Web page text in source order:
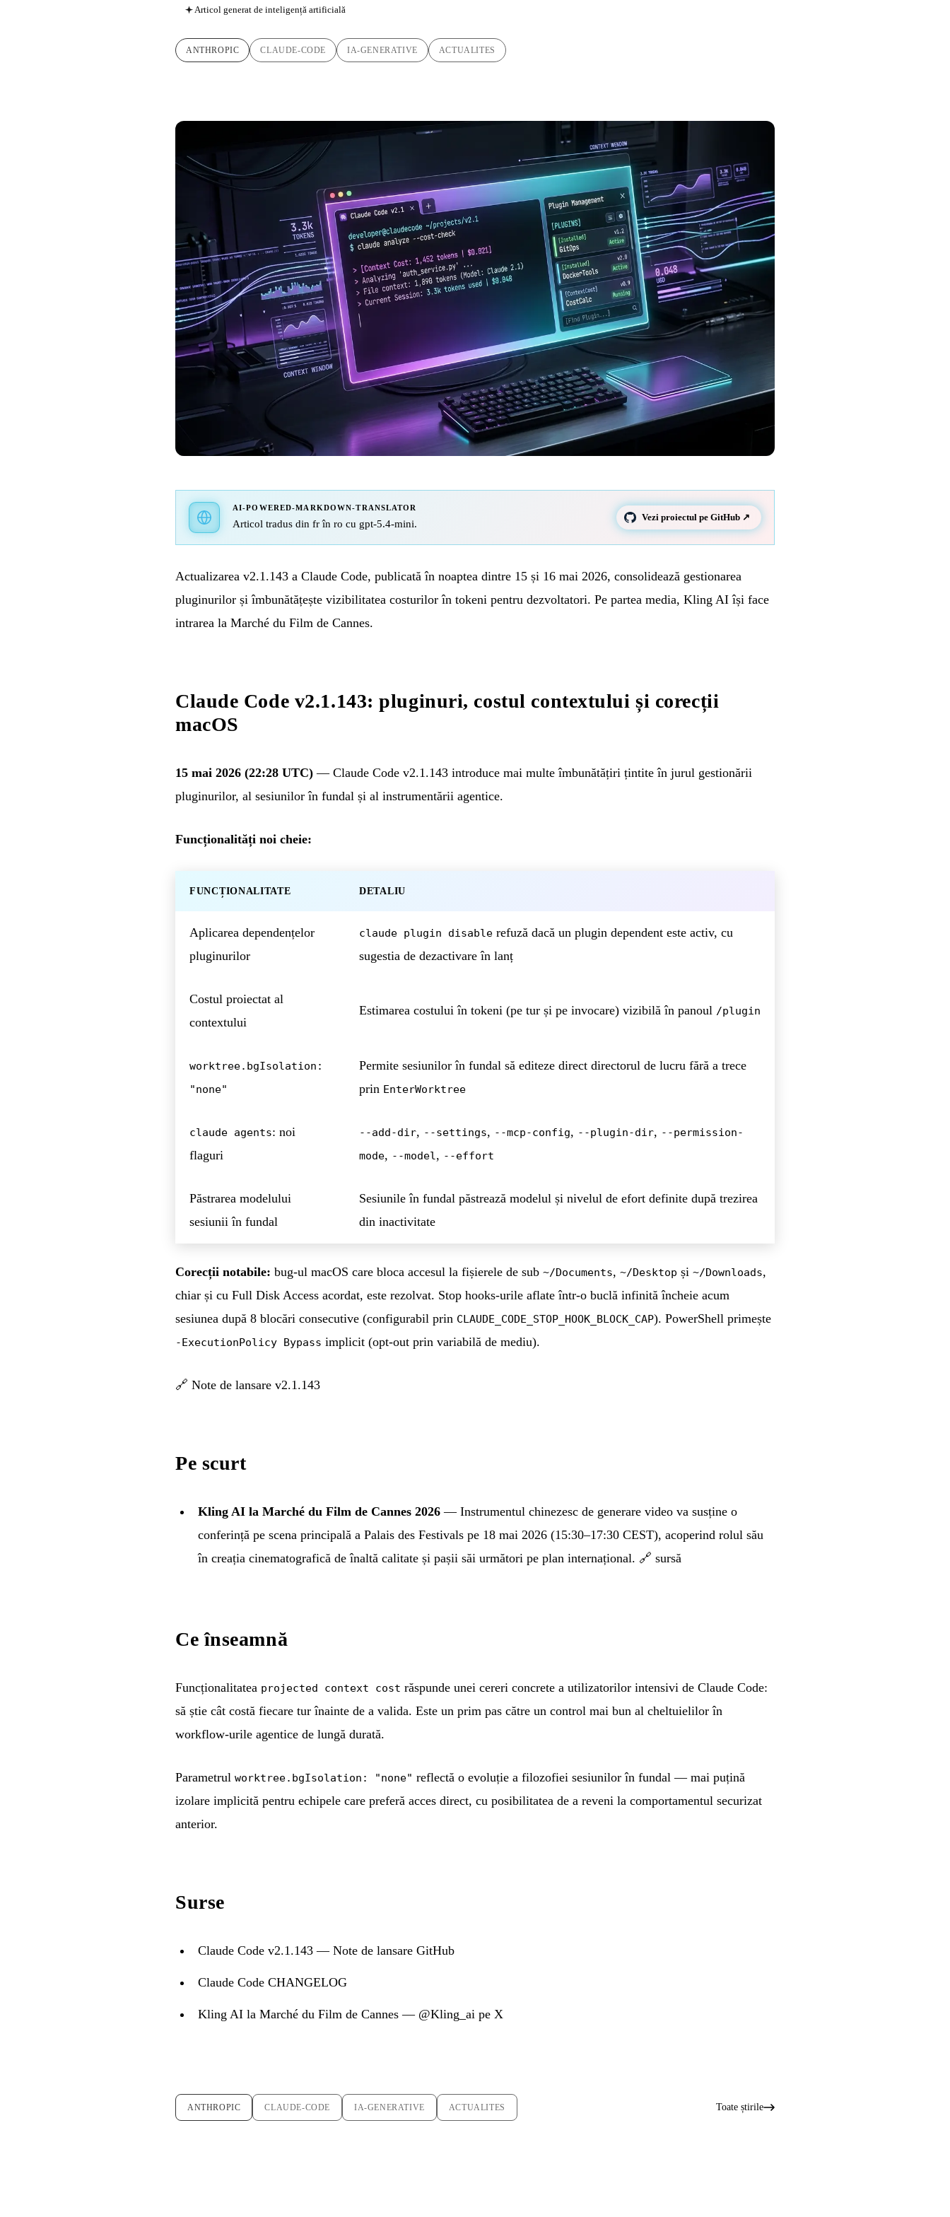
Articol generat de inteligență artificială
ANTHROPIC CLAUDE-CODE IA-GENERATIVE ACTUALITES
AI-POWERED-MARKDOWN-TRANSLATOR
Articol tradus din fr în ro cu gpt-5.4-mini.
Vezi proiectul pe GitHub ↗
Actualizarea v2.1.143 a Claude Code, publicată în noaptea dintre 15 și 16 mai 2026, consolidează gestionarea
pluginurilor și îmbunătățește vizibilitatea costurilor în tokeni pentru dezvoltatori. Pe partea media, Kling AI își face
intrarea la Marché du Film de Cannes.
Claude Code v2.1.143: pluginuri, costul contextului și corecții
macOS
15 mai 2026 (22:28 UTC) — Claude Code v2.1.143 introduce mai multe îmbunătățiri țintite în jurul gestionării
pluginurilor, al sesiunilor în fundal și al instrumentării agentice.
Funcționalități noi cheie:
FUNCȚIONALITATE DETALIU
Aplicarea dependențelor
pluginurilor
claude plugin disable refuză dacă un plugin dependent este activ, cu
sugestia de dezactivare în lanț
Costul proiectat al
contextului
Estimarea costului în tokeni (pe tur și pe invocare) vizibilă în panoul /plugin
worktree.bgIsolation:
"none"
Permite sesiunilor în fundal să editeze direct directorul de lucru fără a trece
prin EnterWorktree
claude agents: noi
flaguri
--add-dir, --settings, --mcp-config, --plugin-dir, --permission-
mode, --model , --effort
Păstrarea modelului
sesiunii în fundal
Sesiunile în fundal păstrează modelul și nivelul de efort definite după trezirea
din inactivitate
Corecții notabile: bug-ul macOS care bloca accesul la fișierele de sub ~/Documents, ~/Desktop și ~/Downloads,
chiar și cu Full Disk Access acordat, este rezolvat. Stop hooks-urile aflate într-o buclă infinită încheie acum
sesiunea după 8 blocări consecutive (configurabil prin CLAUDE_CODE_STOP_HOOK_BLOCK_CAP). PowerShell primește
-ExecutionPolicy Bypass implicit (opt-out prin variabilă de mediu).
🔗 Note de lansare v2.1.143
Pe scurt
Kling AI la Marché du Film de Cannes 2026 — Instrumentul chinezesc de generare video va susține o
conferință pe scena principală a Palais des Festivals pe 18 mai 2026 (15:30–17:30 CEST), acoperind rolul său
în creația cinematografică de înaltă calitate și pașii săi următori pe plan internațional. 🔗 sursă
Ce înseamnă
Funcționalitatea projected context cost răspunde unei cereri concrete a utilizatorilor intensivi de Claude Code:
să știe cât costă fiecare tur înainte de a valida. Este un prim pas către un control mai bun al cheltuielilor în
workflow-urile agentice de lungă durată.
Parametrul worktree.bgIsolation: "none" reflectă o evoluție a filozofiei sesiunilor în fundal — mai puțină
izolare implicită pentru echipele care preferă acces direct, cu posibilitatea de a reveni la comportamentul securizat
anterior.
Surse
Claude Code v2.1.143 — Note de lansare GitHub
Claude Code CHANGELOG
Kling AI la Marché du Film de Cannes — @Kling_ai pe X
ANTHROPIC CLAUDE-CODE IA-GENERATIVE ACTUALITES Toate știrile